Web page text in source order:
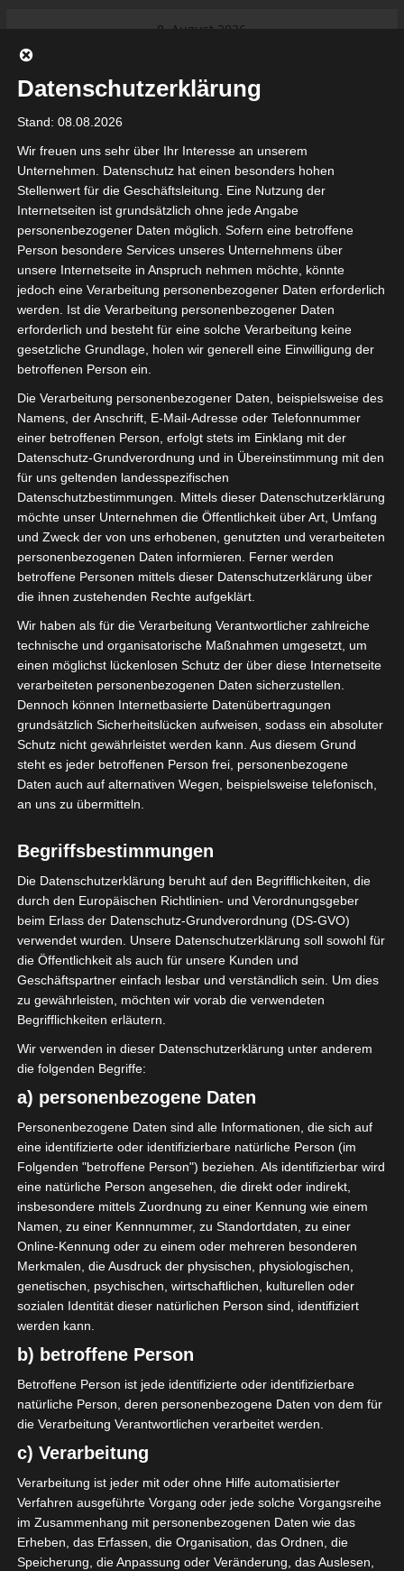
8. August 2026
beginnt am 22. und 23. August
2026 (Update)
Meisterschaft an
Ligue 1 Pro: Spielplan der ersten 15
Spieltage der Saison 2026/2027
Ligue 2 Pro Tunesien 2026/2027 –
Saison beginnt am am 19./20.
September 2026
Internationaler Sportgerichtshof
lehnt Eilverfahren ab – AS Soliman
steuert auf die Ligue 2 zu
tunesienfussball.de
Tunesien Ligafußball
von Google Adsense (Google Ireland Limited, Gordon House, Barrow
Ireland) benötigen wir laut DSGVO Ihre Zustimmung. Es werden seitens
Daten erhoben, verarbeitet und gespeichert. Welche Daten genau
bitte den Datenschutzbedingungen.
Google Adsenseist deaktiviert. ✓ Erlauben Datenschutzbedingungen
Sie befinden sich hier:Startseite»TV
TV
Noch kein TV-Vertrag: Der FTF
setzt auf Digitaltechnik für die
Ligue 2
18. September 2025 Platzwart
676 Views
FTF,Ligue 2, Ligue Nationale du Football Professionnel (LNFP),
TV,TV-Rechte
Der tunesische Fußballverband (FTF) teilt mit, dass
die Gastgebervereine der Spiele der Championnat de
la Ligue Professionnelle 2 für die
Mehr lesen
LIGUE 1
Ligue 1 Pro: Die Kette Al Kass
überträgt drei Spiele im
Oktober 2021
21. Oktober 2021 Platzwart
2699 Views
Al Kass, FTF,Ligue 1 ,Playoff,Qatar,Saison 2021/2022, TV
Datenschutzerklärung
Stand: 08.08.2026
Wir freuen uns sehr über Ihr Interesse an unserem
Unternehmen. Datenschutz hat einen besonders hohen
Stellenwert für die Geschäftsleitung. Eine Nutzung der
Internetseiten ist grundsätzlich ohne jede Angabe
personenbezogener Daten möglich. Sofern eine betroffene
Person besondere Services unseres Unternehmens über
unsere Internetseite in Anspruch nehmen möchte, könnte
jedoch eine Verarbeitung personenbezogener Daten erforderlich
werden. Ist die Verarbeitung personenbezogener Daten
erforderlich und besteht für eine solche Verarbeitung keine
gesetzliche Grundlage, holen wir generell eine Einwilligung der
betroffenen Person ein.
Die Verarbeitung personenbezogener Daten, beispielsweise des
Namens, der Anschrift, E-Mail-Adresse oder Telefonnummer
einer betroffenen Person, erfolgt stets im Einklang mit der
Datenschutz-Grundverordnung und in Übereinstimmung mit den
für uns geltenden landesspezifischen
Datenschutzbestimmungen. Mittels dieser Datenschutzerklärung
möchte unser Unternehmen die Öffentlichkeit über Art, Umfang
und Zweck der von uns erhobenen, genutzten und verarbeiteten
personenbezogenen Daten informieren. Ferner werden
betroffene Personen mittels dieser Datenschutzerklärung über
die ihnen zustehenden Rechte aufgeklärt.
Wir haben als für die Verarbeitung Verantwortlicher zahlreiche
technische und organisatorische Maßnahmen umgesetzt, um
einen möglichst lückenlosen Schutz der über diese Internetseite
verarbeiteten personenbezogenen Daten sicherzustellen.
Dennoch können Internetbasierte Datenübertragungen
grundsätzlich Sicherheitslücken aufweisen, sodass ein absoluter
Schutz nicht gewährleistet werden kann. Aus diesem Grund
steht es jeder betroffenen Person frei, personenbezogene
Daten auch auf alternativen Wegen, beispielsweise telefonisch,
an uns zu übermitteln.
Begriffsbestimmungen
Die Datenschutzerklärung beruht auf den Begrifflichkeiten, die
durch den Europäischen Richtlinien- und Verordnungsgeber
beim Erlass der Datenschutz-Grundverordnung (DS-GVO)
verwendet wurden. Unsere Datenschutzerklärung soll sowohl für
die Öffentlichkeit als auch für unsere Kunden und
Geschäftspartner einfach lesbar und verständlich sein. Um dies
zu gewährleisten, möchten wir vorab die verwendeten
Begrifflichkeiten erläutern.
Wir verwenden in dieser Datenschutzerklärung unter anderem
die folgenden Begriffe:
a) personenbezogene Daten
Personenbezogene Daten sind alle Informationen, die sich auf
eine identifizierte oder identifizierbare natürliche Person (im
Folgenden "betroffene Person") beziehen. Als identifizierbar wird
eine natürliche Person angesehen, die direkt oder indirekt,
insbesondere mittels Zuordnung zu einer Kennung wie einem
Namen, zu einer Kennnummer, zu Standortdaten, zu einer
Online-Kennung oder zu einem oder mehreren besonderen
Merkmalen, die Ausdruck der physischen, physiologischen,
genetischen, psychischen, wirtschaftlichen, kulturellen oder
sozialen Identität dieser natürlichen Person sind, identifiziert
werden kann.
b) betroffene Person
Betroffene Person ist jede identifizierte oder identifizierbare
natürliche Person, deren personenbezogene Daten von dem für
die Verarbeitung Verantwortlichen verarbeitet werden.
c) Verarbeitung
Verarbeitung ist jeder mit oder ohne Hilfe automatisierter
Verfahren ausgeführte Vorgang oder jede solche Vorgangsreihe
im Zusammenhang mit personenbezogenen Daten wie das
Erheben, das Erfassen, die Organisation, das Ordnen, die
Speicherung, die Anpassung oder Veränderung, das Auslesen,